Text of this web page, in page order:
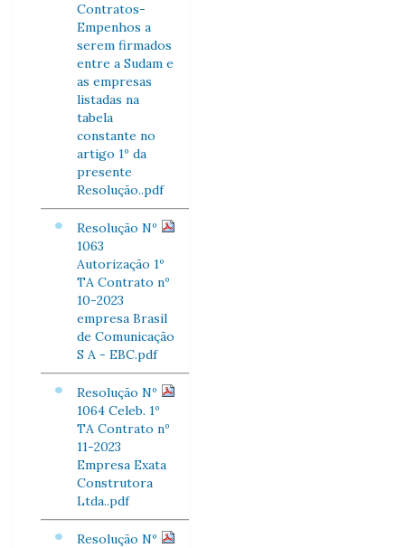
Contratos-
Empenhos a
serem firmados
entre a Sudam e
as empresas
listadas na
tabela
constante no
artigo 1º da
presente
Resolução..pdf
Resolução Nº
1063
Autorização 1º
TA Contrato nº
10-2023
empresa Brasil
de Comunicação
S A - EBC.pdf
Resolução Nº
1064 Celeb. 1º
TA Contrato nº
11-2023
Empresa Exata
Construtora
Ltda..pdf
Resolução Nº